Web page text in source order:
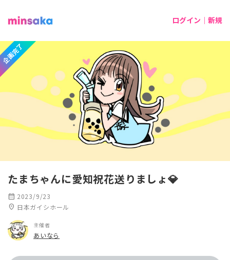
ログイン｜新規
企画完了
たまちゃんに愛知祝花送りましょ💎
calendar_month 2023/9/23
location_on 日本ガイシホール
主催者
あいなら